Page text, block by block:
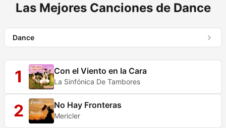
Las Mejores Canciones de Dance
Dance
1 Con el Viento en la Cara
La Sinfónica De Tambores
2 No Hay Fronteras
Mericler